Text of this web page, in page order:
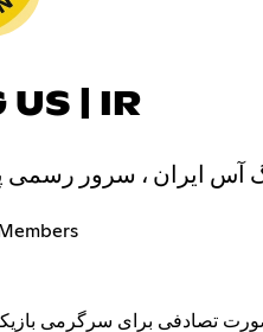
US | IR
آس ایران ، سرور رسمی
تصادفی برای سرگرمی